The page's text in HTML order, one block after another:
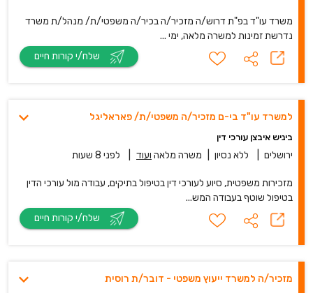
משרד עו"ד בפ"ת דרוש/ה מזכיר/ה בכיר/ה משפטי/ת/ מנהל/ת משרד
נדרשת זמינות למשרה מלאה, ימי ...
למשרד עו"ד בי-ם מזכיר/ה משפטי/ת/ פאראליגל
ביניש איבצן עורכי דין
ירושלים ללא נסיון משרה מלאה ועוד לפני 8 שעות
מזכירות משפטית, סיוע לעורכי דין בטיפול בתיקים, עבודה מול עורכי הדין
בטיפול שוטף בעבודה המש...
מזכיר/ה למשרד ייעוץ משפטי - דובר/ת רוסית